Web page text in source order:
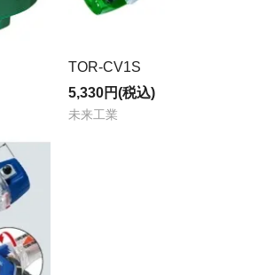
TOR-CV1S
5,330円(税込)
未来工業